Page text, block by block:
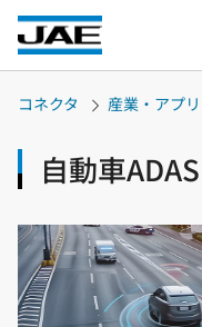
コネクタ 産業・アプ
自動車ADAS